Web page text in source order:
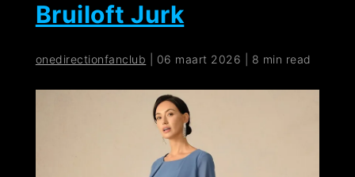
Bruiloft Jurk
onedirectionfanclub 06 maart 2026 8 min read